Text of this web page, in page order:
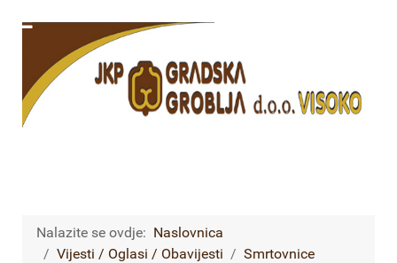
Nalazite se ovdje: Naslovnica
Vijesti / Oglasi / Obavijesti
Smrtovnice